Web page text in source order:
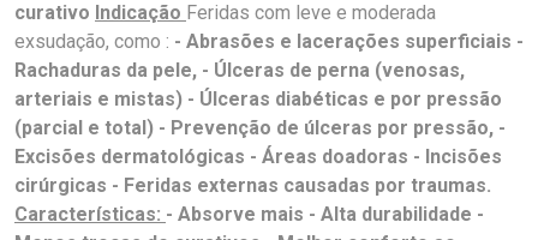
curativo Indicação Feridas com leve e moderada
exsudação, como : - Abrasões e lacerações superficiais -
Rachaduras da pele, - Úlceras de perna (venosas,
arteriais e mistas) - Úlceras diabéticas e por pressão
(parcial e total) - Prevenção de úlceras por pressão, -
Excisões dermatológicas - Áreas doadoras - Incisões
cirúrgicas - Feridas externas causadas por traumas.
Características: - Absorve mais - Alta durabilidade -